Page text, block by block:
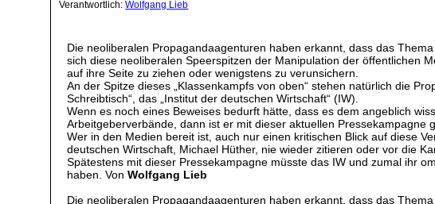
Verantwortlich:Wolfgang Lieb
Die neoliberalen Propagandaagenturen haben erkannt, dass das
sich diese neoliberalen Speerspitzen der Manipulation der öffentlichen
auf ihre Seite zu ziehen oder wenigstens zu verunsichern.
An der Spitze dieses „Klassenkampfs von oben“ stehen natürlich die
Schreibtisch“, das „Institut der deutschen Wirtschaft“ (IW).
Wenn es noch eines Beweises bedurft hätte, dass es dem angeblich
Arbeitgeberverbände, dann ist er mit dieser aktuellen Pressekampagne
Wer in den Medien bereit ist, auch nur einen kritischen Blick auf diese
deutschen Wirtschaft, Michael Hüther, nie wieder zitieren oder vor die
Spätestens mit dieser Pressekampagne müsste das IW und zumal ihr
haben. VonWolfgang Lieb
Die neoliberalen Propagandaagenturen haben erkannt, dass das